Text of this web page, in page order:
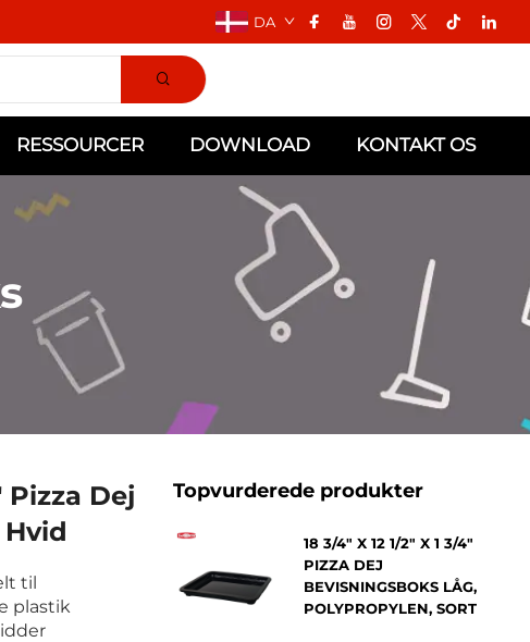
DA
RESSOURCER DOWNLOAD KONTAKT OS
Pizza Dej
til
plastik
Topvurderede produkter
18 3/4" X 12 1/2" X 1 3/4"
PIZZA DEJ
BEVISNINGSBOKS LÅG,
POLYPROPYLEN, SORT